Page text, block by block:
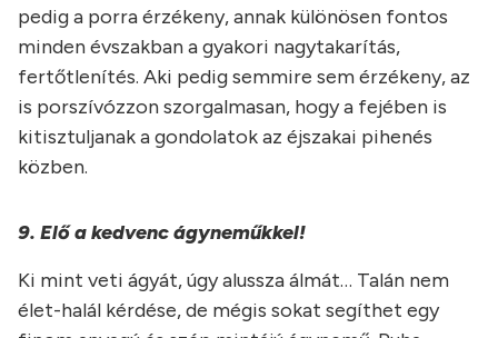
pedig a porra érzékeny, annak különösen fontos
minden évszakban a gyakori nagytakarítás,
fertőtlenítés. Aki pedig semmire sem érzékeny, az
is porszívózzon szorgalmasan, hogy a fejében is
kitisztuljanak a gondolatok az éjszakai pihenés
közben.
9. Elő a kedvenc ágyneműkkel!
Ki mint veti ágyát, úgy alussza álmát… Talán nem
élet-halál kérdése, de mégis sokat segíthet egy